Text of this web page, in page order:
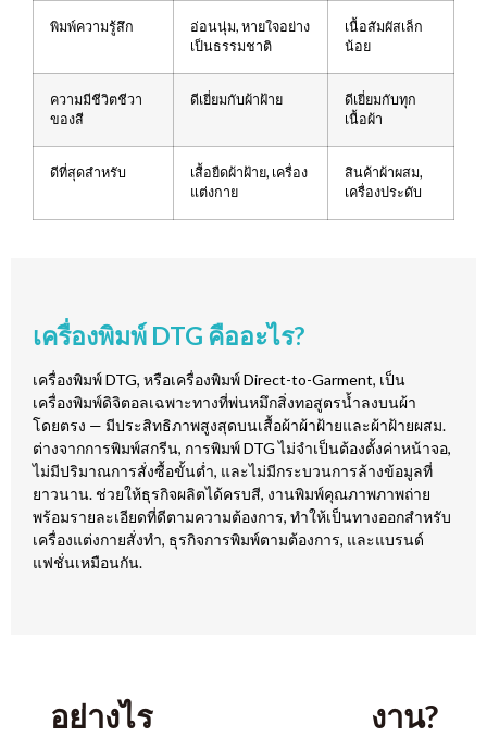
พิมพ์ความรู้สึก
อ่อนนุ่ม, หายใจอย่าง
เป็นธรรมชาติ
เนื้อสัมผัสเล็ก
น้อย
ความมีชีวิตชีวา
ของสี
ดีเยี่ยมกับผ้าฝ้าย
ดีเยี่ยมกับทุก
เนื้อผ้า
ดีที่สุดสำหรับ
เสื้อยืดผ้าฝ้าย, เครื่อง
แต่งกาย
สินค้าผ้าผสม,
เครื่องประดับ
เครื่องพิมพ์ DTG คืออะไร?
เครื่องพิมพ์ DTG, หรือเครื่องพิมพ์ Direct-to-Garment, เป็น
เครื่องพิมพ์ดิจิตอลเฉพาะทางที่พ่นหมึกสิ่งทอสูตรน้ำลงบนผ้า
โดยตรง — มีประสิทธิภาพสูงสุดบนเสื้อผ้าผ้าฝ้ายและผ้าฝ้ายผสม.
ต่างจากการพิมพ์สกรีน, การพิมพ์ DTG ไม่จำเป็นต้องตั้งค่าหน้าจอ,
ไม่มีปริมาณการสั่งซื้อขั้นต่ำ, และไม่มีกระบวนการล้างข้อมูลที่
ยาวนาน. ช่วยให้ธุรกิจผลิตได้ครบสี, งานพิมพ์คุณภาพภาพถ่าย
พร้อมรายละเอียดที่ดีตามความต้องการ, ทำให้เป็นทางออกสำหรับ
เครื่องแต่งกายสั่งทำ, ธุรกิจการพิมพ์ตามต้องการ, และแบรนด์
แฟชั่นเหมือนกัน.
อย่างไร งาน?